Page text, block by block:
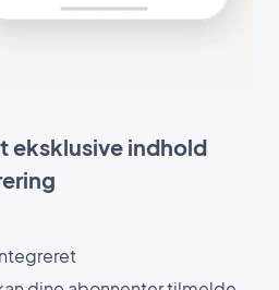
eksklusive indhold